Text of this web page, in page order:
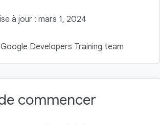
à jour : mars 1, 2024
Developers Training team
commencer